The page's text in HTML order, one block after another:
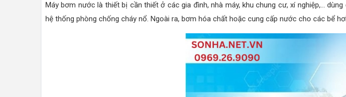
Máy bơm nước là thiết bị cần thiết ở các gia đình, nhà máy, khu chung cư, xí nghiệp,...
hệ thống phòng chống cháy nổ. Ngoài ra, bơm hóa chất hoặc cung cấp nước cho các bể